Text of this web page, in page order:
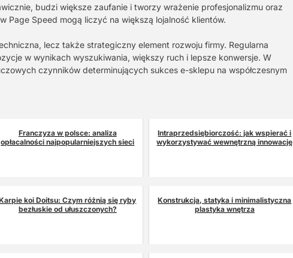
budzi większe zaufanie i tworzy wrażenie profesjonalizmu oraz
Page Speed mogą liczyć na większą lojalność klientów.
lecz także strategiczny element rozwoju firmy. Regularna
w wynikach wyszukiwania, większy ruch i lepsze konwersje. W
czynników determinujących sukces e-sklepu na współczesnym
Franczyza w polsce: analiza
opłacalności najpopularniejszych sieci
Intraprzedsiębiorczość: jak wspierać i
wykorzystywać wewnętrzną innowację
koi Doitsu: Czym różnią się ryby
bezłuskie od ułuszczonych?
Konstrukcja, statyka i minimalistyczna
plastyka wnętrza